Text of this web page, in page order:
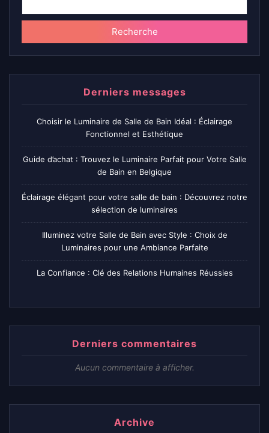
Recherche
Derniers messages
Choisir le Luminaire de Salle de Bain Idéal : Éclairage
Fonctionnel et Esthétique
Guide d’achat : Trouvez le Luminaire Parfait pour Votre Salle
de Bain en Belgique
Éclairage élégant pour votre salle de bain : Découvrez notre
sélection de luminaires
Illuminez votre Salle de Bain avec Style : Choix de
Luminaires pour une Ambiance Parfaite
La Confiance : Clé des Relations Humaines Réussies
Derniers commentaires
Aucun commentaire à afficher.
Archive